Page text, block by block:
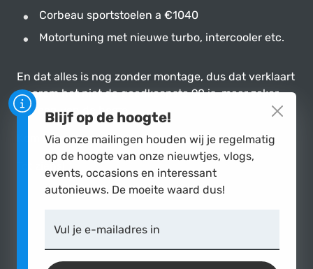
Corbeau sportstoelen a €1040
Motortuning met nieuwe turbo, intercooler etc.
En dat alles is nog zonder montage, dus dat verklaart
waarom het niet de goedkoopste 90 is, maar zeker
wel een van de beste.
Kom hem vooral eens bekijken bij Garage Caspers.
Tot ziens!
Blijf op de hoogte!
Via onze mailingen houden wij je regelmatig
op de hoogte van onze nieuwtjes, vlogs,
events, occasions en interessant
autonieuws. De moeite waard dus!
Vul je e-mailadres in